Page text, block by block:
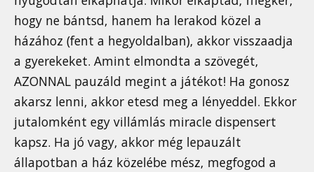
hogy ne bántsd, hanem ha lerakod közel a
házához (fent a hegyoldalban), akkor visszaadja
a gyerekeket. Amint elmondta a szövegét,
AZONNAL pauzáld megint a játékot! Ha gonosz
akarsz lenni, akkor etesd meg a lényeddel. Ekkor
jutalomként egy villámlás miracle dispensert
kapsz. Ha jó vagy, akkor még lepauzált
állapotban a ház közelébe mész, megfogod a